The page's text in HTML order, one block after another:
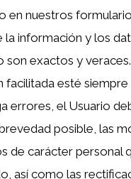
en nuestros
la información y los
son exactos y
facilitada esté siempre
errores, el Usuario
posible, las
de carácter personal
así como las